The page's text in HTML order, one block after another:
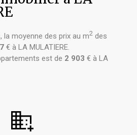
la moyenne des prix au m2 des
€ à LA MULATIERE.
est de 2 903 € à LA